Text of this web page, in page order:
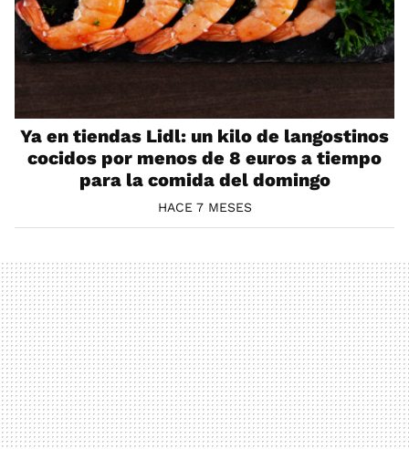
Ya en tiendas Lidl: un kilo de langostinos
cocidos por menos de 8 euros a tiempo
para la comida del domingo
HACE 7 MESES